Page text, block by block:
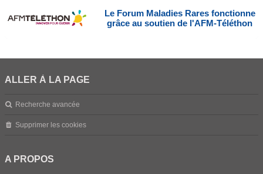
Le Forum Maladies Rares fonctionne
grâce au soutien de l'AFM-Téléthon
ALLER À LA PAGE
Recherche avancée
Supprimer les cookies
A PROPOS